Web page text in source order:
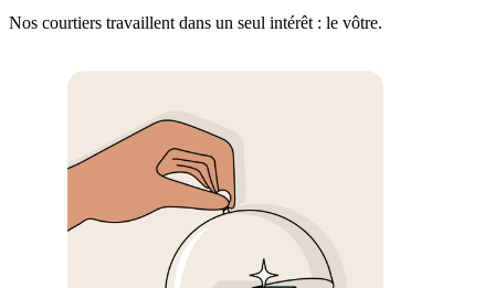
Nos courtiers travaillent dans un seul intérêt : le vôtre.